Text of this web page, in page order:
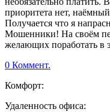
приоритета нет,
Получается что я
Мошенники! На своём
желающих поработать в
0 Коммент.
Комфорт:
Удаленность офиса: